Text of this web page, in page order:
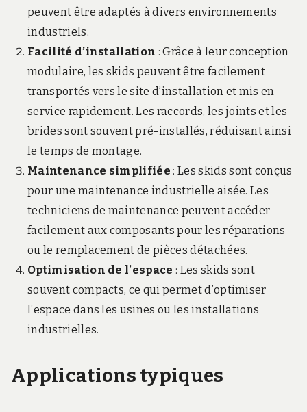
peuvent être adaptés à divers environnements
industriels.
Facilité d’installation : Grâce à leur conception
modulaire, les skids peuvent être facilement
transportés vers le site d’installation et mis en
service rapidement. Les raccords, les joints et les
brides sont souvent pré-installés, réduisant ainsi
le temps de montage.
Maintenance simplifiée : Les skids sont conçus
pour une maintenance industrielle aisée. Les
techniciens de maintenance peuvent accéder
facilement aux composants pour les réparations
ou le remplacement de pièces détachées.
Optimisation de l’espace : Les skids sont
souvent compacts, ce qui permet d’optimiser
l’espace dans les usines ou les installations
industrielles.
Applications typiques